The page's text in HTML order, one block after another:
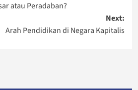
atau Peradaban?
Next:
Arah Pendidikan di Negara Kapitalis